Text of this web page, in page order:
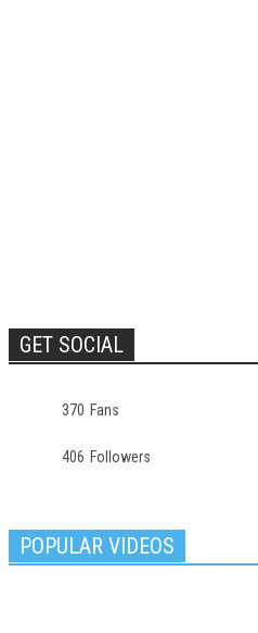
GET SOCIAL
370 Fans
406 Followers
POPULAR VIDEOS